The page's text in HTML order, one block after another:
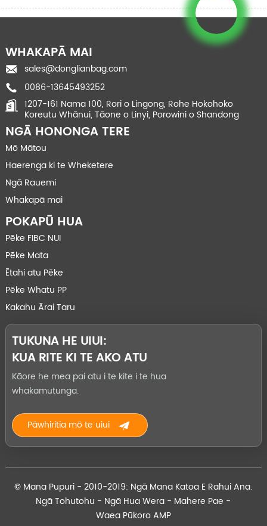
WHAKAPĀ MAI
sales@donglianbag.com
0086-13645493252
1207-161 Nama 100, Rori o Lingong, Rohe Hokohoko
Koreutu Whānui, Tāone o Linyi, Porowini o Shandong
NGĀ HONONGA TERE
Mō Mātou
Haerenga ki te Wheketere
Ngā Rauemi
Whakapā mai
POKAPŪ HUA
Pēke FIBC NUI
Pēke Mata
Ētahi atu Pēke
Pēke Whatu PP
Kakahu Ārai Taru
TUKUNA HE UIUI:
KUA RITE KI TE AKO ATU
Kāore he mea pai atu i te kite i te hua
whakamutunga.
Pāwhiritia mō te uiui
© Mana Pupuri - 2010-2019: Ngā Mana Katoa E Rahui Ana.
Ngā Tohutohu - Ngā Hua Wera - Mahere Pae -
Waea Pūkoro AMP